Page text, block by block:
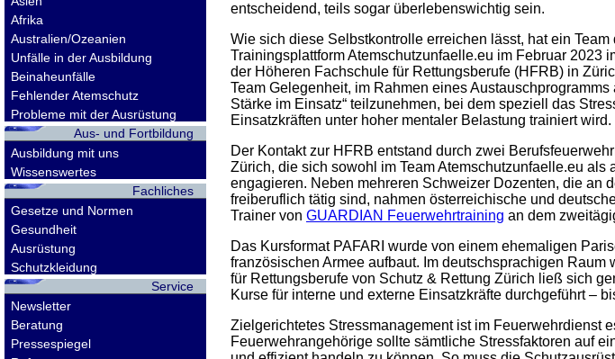
Afrika
Australien/Ozeanien
Unfälle in der Ausbildung
Beinaheunfälle
Fehlender Atemschutz
Probleme mit der Ausrüstung
Aus- und Fortbildung
Ausbildung mit uns
Wissenswertes
Fachliches
Gesetze und Normen
Gesundheit
Ausrüstung
Schutzkleidung
Service
Newsletter
Beratung
Pressespiegel
entscheidend, teils sogar überlebenswichtig sein.
Wie sich diese Selbstkontrolle erreichen lässt, hat ein Team
Trainingsplattform Atemschutzunfaelle.eu im Februar 2023
der Höheren Fachschule für Rettungsberufe (HFRB) in
Team Gelegenheit, im Rahmen eines Austauschprogramms
Stärke im Einsatz“ teilzunehmen, bei dem speziell das
Einsatzkräften unter hoher mentaler Belastung trainiert wird.
Der Kontakt zur HFRB entstand durch zwei
Zürich, die sich sowohl im Team Atemschutzunfaelle.eu als
engagieren. Neben mehreren Schweizer Dozenten, die an
freiberuflich tätig sind, nahmen österreichische und
Trainer von GUARDIAN Feuerwehrtraining an dem
Das Kursformat PAFARI wurde von einem ehemaligen
französischen Armee aufbaut. Im deutschsprachigen
für Rettungsberufe von Schutz & Rettung Zürich ließ sich
Kurse für interne und externe Einsatzkräfte durchgeführt –
Zielgerichtetes Stressmanagement ist im Feuerwehrdienst
Feuerwehrangehörige sollte sämtliche Stressfaktoren auf